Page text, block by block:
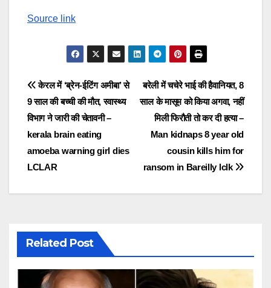
Source link
Post
navigation
बरेली में चचेरे भाई की हैवानियत, 8
साल के मासूम को किया अगवा, नहीं
मिली फिरौती तो कर दी हत्या –
Man kidnaps 8 year old
cousin kills him for
ransom in Bareilly lclk
केरल में ‘ब्रेन-ईटिंग अमीबा’ से
9 साल की बच्ची की मौत, स्वास्थ्य
विभाग ने जारी की चेतावनी –
kerala brain eating
amoeba warning girl dies
LCLAR
Related Post